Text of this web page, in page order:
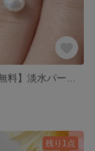
残り1点